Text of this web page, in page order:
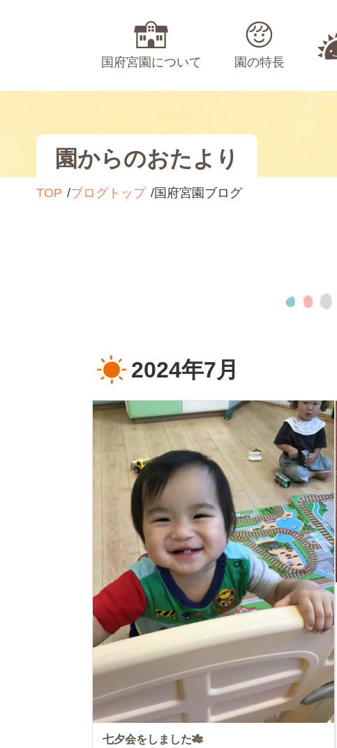
国府宮園について 園の特長
園からのおたより
TOP ブログトップ 国府宮園ブログ
2024年7月
七夕会をしました🎋